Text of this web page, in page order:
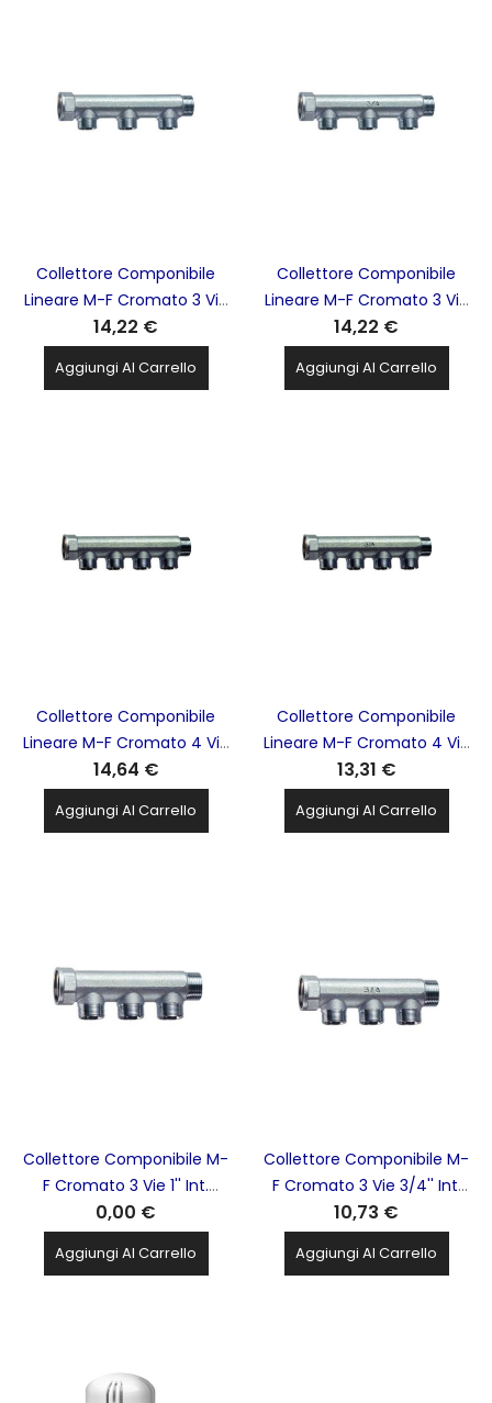
Collettore Componibile
Lineare M-F Cromato 3 Vie
1'' Int. 50mm FAR - 3402 1
14,22 €
Aggiungi Al Carrello
Collettore Componibile
Lineare M-F Cromato 3 Vie
3/4'' Int. 50mm FAR - 3402
34
14,22 €
Aggiungi Al Carrello
Collettore Componibile
Lineare M-F Cromato 4 Vie
1'' Int. 36mm FAR - 3400 1
14,64 €
Aggiungi Al Carrello
Collettore Componibile
Lineare M-F Cromato 4 Vie
3/4'' Int. 36mm FAR - 3400
34
13,31 €
Aggiungi Al Carrello
Collettore Componibile M-
F Cromato 3 Vie 1'' Int.
36mm FAR - 3350 1
0,00 €
Aggiungi Al Carrello
Collettore Componibile M-
F Cromato 3 Vie 3/4'' Int.
36mm FAR - 3350 34
10,73 €
Aggiungi Al Carrello